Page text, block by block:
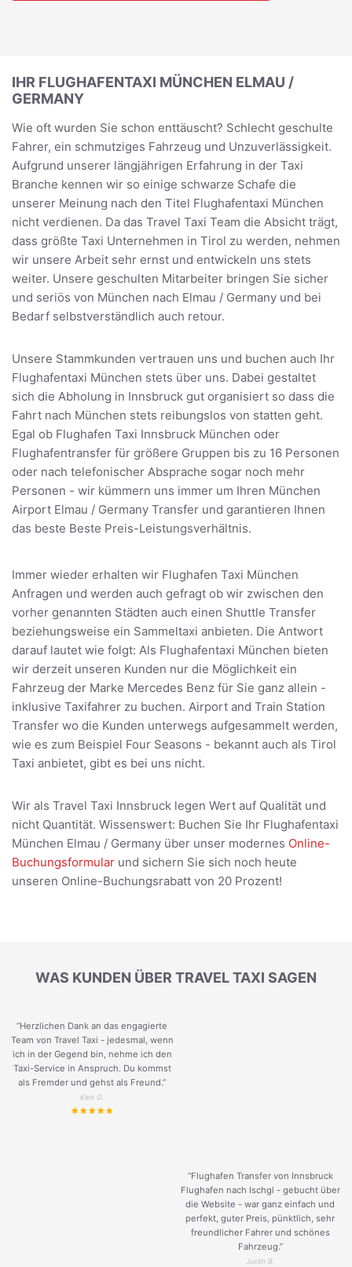
IHR FLUGHAFENTAXI MÜNCHEN ELMAU /
GERMANY
Wie oft wurden Sie schon enttäuscht? Schlecht geschulte
Fahrer, ein schmutziges Fahrzeug und Unzuverlässigkeit.
Aufgrund unserer längjährigen Erfahrung in der Taxi
Branche kennen wir so einige schwarze Schafe die
unserer Meinung nach den Titel Flughafentaxi München
nicht verdienen. Da das Travel Taxi Team die Absicht trägt,
dass größte Taxi Unternehmen in Tirol zu werden, nehmen
wir unsere Arbeit sehr ernst und entwickeln uns stets
weiter. Unsere geschulten Mitarbeiter bringen Sie sicher
und seriös von München nach Elmau / Germany und bei
Bedarf selbstverständlich auch retour.
Unsere Stammkunden vertrauen uns und buchen auch Ihr
Flughafentaxi München stets über uns. Dabei gestaltet
sich die Abholung in Innsbruck gut organisiert so dass die
Fahrt nach München stets reibungslos von statten geht.
Egal ob Flughafen Taxi Innsbruck München oder
Flughafentransfer für größere Gruppen bis zu 16 Personen
oder nach telefonischer Absprache sogar noch mehr
Personen - wir kümmern uns immer um Ihren München
Airport Elmau / Germany Transfer und garantieren Ihnen
das beste Beste Preis-Leistungsverhältnis.
Immer wieder erhalten wir Flughafen Taxi München
Anfragen und werden auch gefragt ob wir zwischen den
vorher genannten Städten auch einen Shuttle Transfer
beziehungsweise ein Sammeltaxi anbieten. Die Antwort
darauf lautet wie folgt: Als Flughafentaxi München bieten
wir derzeit unseren Kunden nur die Möglichkeit ein
Fahrzeug der Marke Mercedes Benz für Sie ganz allein -
inklusive Taxifahrer zu buchen. Airport and Train Station
Transfer wo die Kunden unterwegs aufgesammelt werden,
wie es zum Beispiel Four Seasons - bekannt auch als Tirol
Taxi anbietet, gibt es bei uns nicht.
Wir als Travel Taxi Innsbruck legen Wert auf Qualität und
nicht Quantität. Wissenswert: Buchen Sie Ihr Flughafentaxi
München Elmau / Germany über unser modernes Online-
Buchungsformular und sichern Sie sich noch heute
unseren Online-Buchungsrabatt von 20 Prozent!
WAS KUNDEN ÜBER TRAVEL TAXI SAGEN
“Herzlichen Dank an das engagierte
Team von Travel Taxi - jedesmal, wenn
ich in der Gegend bin, nehme ich den
Taxi-Service in Anspruch. Du kommst
als Fremder und gehst als Freund.”
Keni G.
“Flughafen Transfer von Innsbruck
Flughafen nach Ischgl - gebucht über
die Website - war ganz einfach und
perfekt, guter Preis, pünktlich, sehr
freundlicher Fahrer und schönes
Fahrzeug.”
Justin B.